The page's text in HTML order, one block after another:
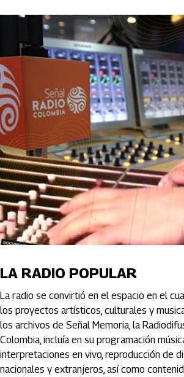
LA RADIO POPULAR
La radio se convirtió en el espacio en el
los proyectos artísticos, culturales y
los archivos de Señal Memoria, la
Colombia, incluía en su programación
interpretaciones en vivo, reproducción de
nacionales y extranjeros, así como